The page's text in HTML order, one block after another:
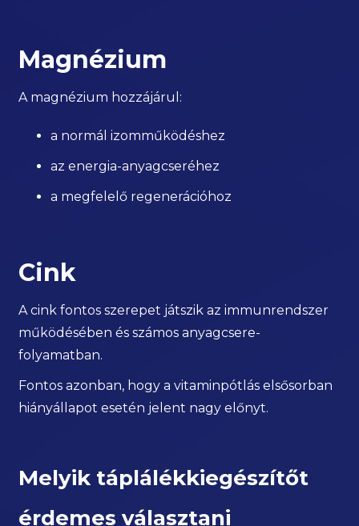
Magnézium
A magnézium hozzájárul:
a normál izomműködéshez
az energia-anyagcseréhez
a megfelelő regenerációhoz
Cink
A cink fontos szerepet játszik az immunrendszer
működésében és számos anyagcsere-
folyamatban.
Fontos azonban, hogy a vitaminpótlás elsősorban
hiányállapot esetén jelent nagy előnyt.
Melyik táplálékkiegészítőt
érdemes választani